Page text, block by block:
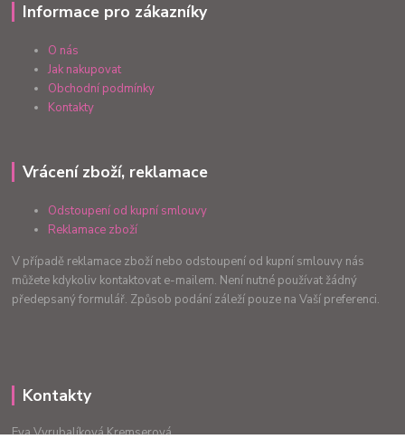
Informace pro zákazníky
O nás
Jak nakupovat
Obchodní podmínky
Kontakty
Vrácení zboží, reklamace
Odstoupení od kupní smlouvy
Reklamace zboží
V případě reklamace zboží nebo odstoupení od kupní smlouvy nás
můžete kdykoliv kontaktovat e-mailem. Není nutné používat žádný
předepsaný formulář. Způsob podání záleží pouze na Vaší preferenci.
Kontakty
Eva Vyrubalíková Kremserová